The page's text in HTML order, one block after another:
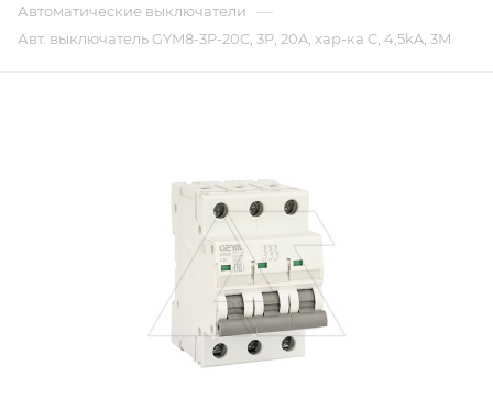
Автоматические выключатели —
Авт. выключатель GYM8-3P-20C, 3P, 20A, хар-ка C, 4,5kA, 3M